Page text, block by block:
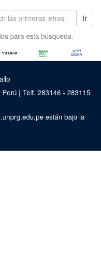
Ir
para esta búsqueda.
| Telf. 283146 - 283115
están bajo la